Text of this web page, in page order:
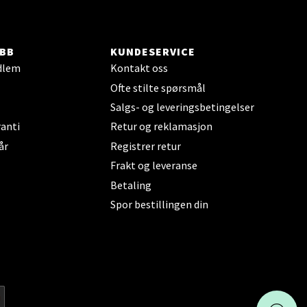
KUNDESERVICE
Kontakt oss
Ofte stilte spørsmål
Salgs- og leveringsbetingelser
Retur og reklamasjon
Registrer retur
Frakt og leveranse
Betaling
Spor bestillingen din